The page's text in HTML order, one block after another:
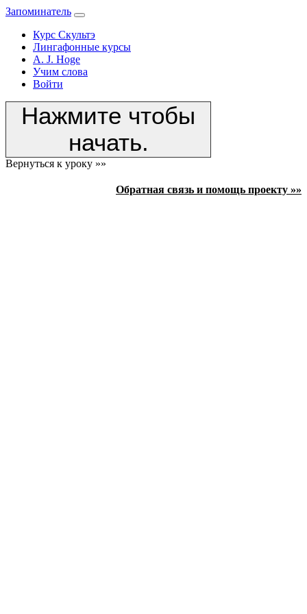
Запоминатель
Курс Скультэ
Лингафонные курсы
A. J. Hoge
Учим слова
Войти
Нажмите чтобы
начать.
Вернуться к уроку »»
Обратная связь и помощь проекту »»